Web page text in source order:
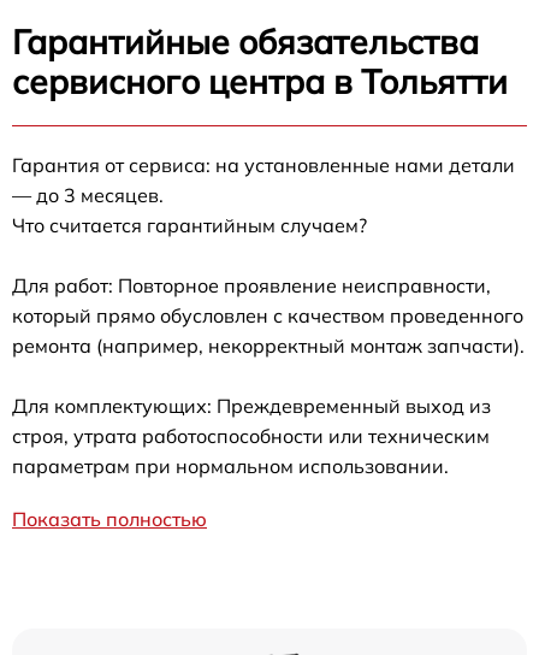
Гарантийные обязательства
сервисного центра в Тольятти
Гарантия от сервиса: на установленные нами детали
— до 3 месяцев.
Что считается гарантийным случаем?
Для работ: Повторное проявление неисправности,
который прямо обусловлен с качеством проведенного
ремонта (например, некорректный монтаж запчасти).
Для комплектующих: Преждевременный выход из
строя, утрата работоспособности или техническим
параметрам при нормальном использовании.
Показать полностью